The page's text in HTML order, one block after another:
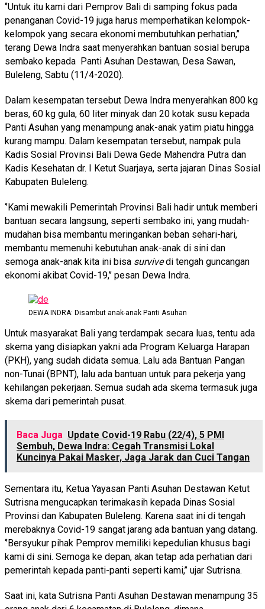
‘’Untuk itu kami dari Pemprov Bali di samping fokus pada
penanganan Covid-19 juga harus memperhatikan kelompok-
kelompok yang secara ekonomi membutuhkan perhatian,’’
terang Dewa Indra saat menyerahkan bantuan sosial berupa
sembako kepada Panti Asuhan Destawan, Desa Sawan,
Buleleng, Sabtu (11/4-2020).
Dalam kesempatan tersebut Dewa Indra menyerahkan 800 kg
beras, 60 kg gula, 60 liter minyak dan 20 kotak susu kepada
Panti Asuhan yang menampung anak-anak yatim piatu hingga
kurang mampu. Dalam kesempatan tersebut, nampak pula
Kadis Sosial Provinsi Bali Dewa Gede Mahendra Putra dan
Kadis Kesehatan dr. I Ketut Suarjaya, serta jajaran Dinas Sosial
Kabupaten Buleleng.
‘’Kami mewakili Pemerintah Provinsi Bali hadir untuk memberi
bantuan secara langsung, seperti sembako ini, yang mudah-
mudahan bisa membantu meringankan beban sehari-hari,
membantu memenuhi kebutuhan anak-anak di sini dan
semoga anak-anak kita ini bisa survivedi tengah guncangan
ekonomi akibat Covid-19,’’ pesan Dewa Indra.
DEWA INDRA: Disambut anak-anak Panti Asuhan
Untuk masyarakat Bali yang terdampak secara luas, tentu ada
skema yang disiapkan yakni ada Program Keluarga Harapan
(PKH), yang sudah didata semua. Lalu ada Bantuan Pangan
non-Tunai (BPNT), lalu ada bantuan untuk para pekerja yang
kehilangan pekerjaan. Semua sudah ada skema termasuk juga
skema dari pemerintah pusat.
Baca Juga Update Covid-19 Rabu (22/4), 5 PMI
Sembuh, Dewa Indra: Cegah Transmisi Lokal
Kuncinya Pakai Masker, Jaga Jarak dan Cuci Tangan
Sementara itu, Ketua Yayasan Panti Asuhan Destawan Ketut
Sutrisna mengucapkan terimakasih kepada Dinas Sosial
Provinsi dan Kabupaten Buleleng. Karena saat ini di tengah
merebaknya Covid-19 sangat jarang ada bantuan yang datang.
‘’Bersyukur pihak Pemprov memiliki kepedulian khusus bagi
kami di sini. Semoga ke depan, akan tetap ada perhatian dari
pemerintah kepada panti-panti seperti kami,’’ ujar Sutrisna.
Saat ini, kata Sutrisna Panti Asuhan Destawan menampung 35